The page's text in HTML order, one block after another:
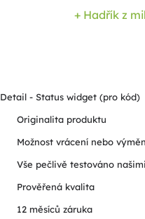
+ Hadřík z
Detail - Status widget (pro kód)
Originalita produktu
Možnost vrácení nebo
Vše pečlivě testováno
Prověřená kvalita
12 měsíců záruka